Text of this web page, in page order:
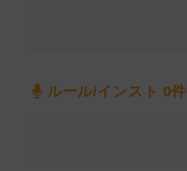
ルール/インスト 0件